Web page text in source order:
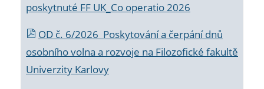
poskytnuté FF UK_Co operatio 2026
OD č. 6/2026 Poskytování a čerpání dnů
osobního volna a rozvoje na Filozofické fakultě
Univerzity Karlovy